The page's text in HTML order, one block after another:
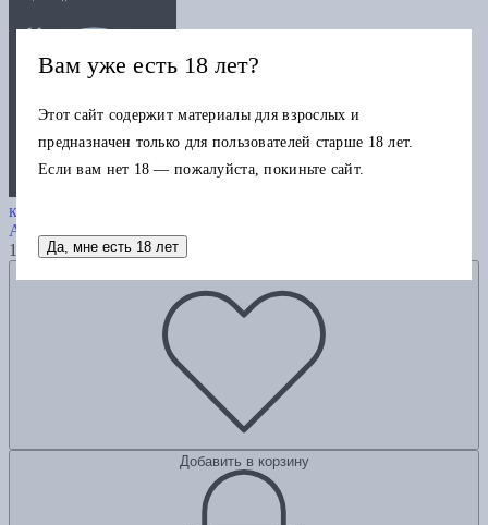
космополитизма» в архитектуре
Аркин Д.
1130
Добавить в корзину
Вам уже есть 18 лет?
Этот сайт содержит материалы для взрослых и
предназначен только для пользователей старше 18 лет.
Если вам нет 18 — пожалуйста, покиньте сайт.
Да, мне есть 18 лет